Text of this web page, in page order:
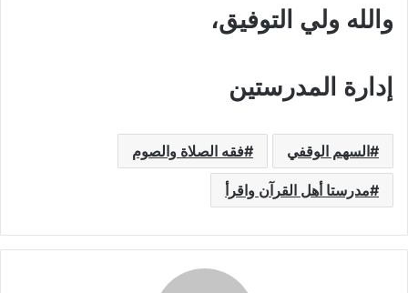
والله ولي التوفيق،
إدارة المدرستين
السهم الوقفي فقه الصلاة والصوم
مدرستا أهل القرآن واقرأ